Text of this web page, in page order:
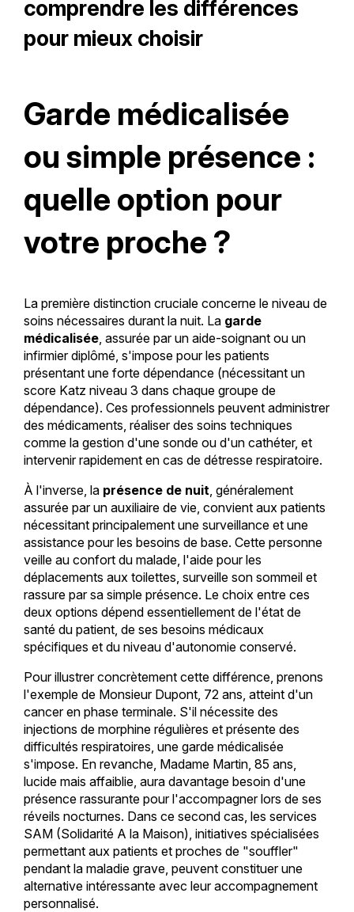
comprendre les différences
pour mieux choisir
Garde médicalisée
ou simple présence :
quelle option pour
votre proche ?
La première distinction cruciale concerne le niveau de
soins nécessaires durant la nuit. La garde
médicalisée, assurée par un aide-soignant ou un
infirmier diplômé, s'impose pour les patients
présentant une forte dépendance (nécessitant un
score Katz niveau 3 dans chaque groupe de
dépendance). Ces professionnels peuvent administrer
des médicaments, réaliser des soins techniques
comme la gestion d'une sonde ou d'un cathéter, et
intervenir rapidement en cas de détresse respiratoire.
À l'inverse, la présence de nuit , généralement
assurée par un auxiliaire de vie, convient aux patients
nécessitant principalement une surveillance et une
assistance pour les besoins de base. Cette personne
veille au confort du malade, l'aide pour les
déplacements aux toilettes, surveille son sommeil et
rassure par sa simple présence. Le choix entre ces
deux options dépend essentiellement de l'état de
santé du patient, de ses besoins médicaux
spécifiques et du niveau d'autonomie conservé.
Pour illustrer concrètement cette différence, prenons
l'exemple de Monsieur Dupont, 72 ans, atteint d'un
cancer en phase terminale. S'il nécessite des
injections de morphine régulières et présente des
difficultés respiratoires, une garde médicalisée
s'impose. En revanche, Madame Martin, 85 ans,
lucide mais affaiblie, aura davantage besoin d'une
présence rassurante pour l'accompagner lors de ses
réveils nocturnes. Dans ce second cas, les services
SAM (Solidarité A la Maison), initiatives spécialisées
permettant aux patients et proches de "souffler"
pendant la maladie grave, peuvent constituer une
alternative intéressante avec leur accompagnement
personnalisé.